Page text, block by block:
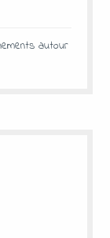
autour